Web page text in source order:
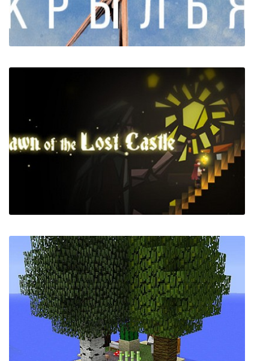
WINGSPAN
Dawn of the Lost Castle